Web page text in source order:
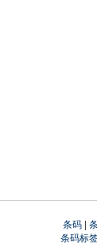
条码
条码标